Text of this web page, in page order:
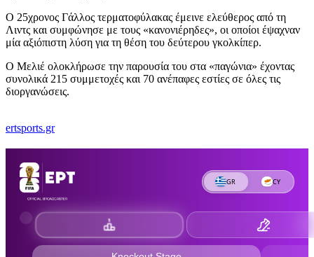
Ο 25χρονος Γάλλος τερματοφύλακας έμεινε ελεύθερος από τη
Λιντς και συμφώνησε με τους «κανονιέρηδες», οι οποίοι έψαχναν
μία αξιόπιστη λύση για τη θέση του δεύτερου γκολκίπερ.
Ο Μελιέ ολοκλήρωσε την παρουσία του στα «παγώνια» έχοντας
συνολικά 215 συμμετοχές και 70 ανέπαφες εστίες σε όλες τις
διοργανώσεις.
ertsports.gr